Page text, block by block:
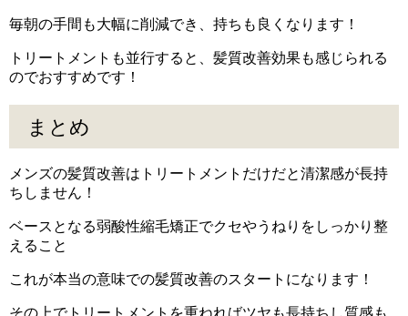
毎朝の手間も大幅に削減でき、持ちも良くなります！
トリートメントも並行すると、髪質改善効果も感じられる
のでおすすめです！
まとめ
メンズの髪質改善はトリートメントだけだと清潔感が長持
ちしません！
ベースとなる弱酸性縮毛矯正でクセやうねりをしっかり整
えること
これが本当の意味での髪質改善のスタートになります！
その上でトリートメントを重ねればツヤも長持ちし質感も